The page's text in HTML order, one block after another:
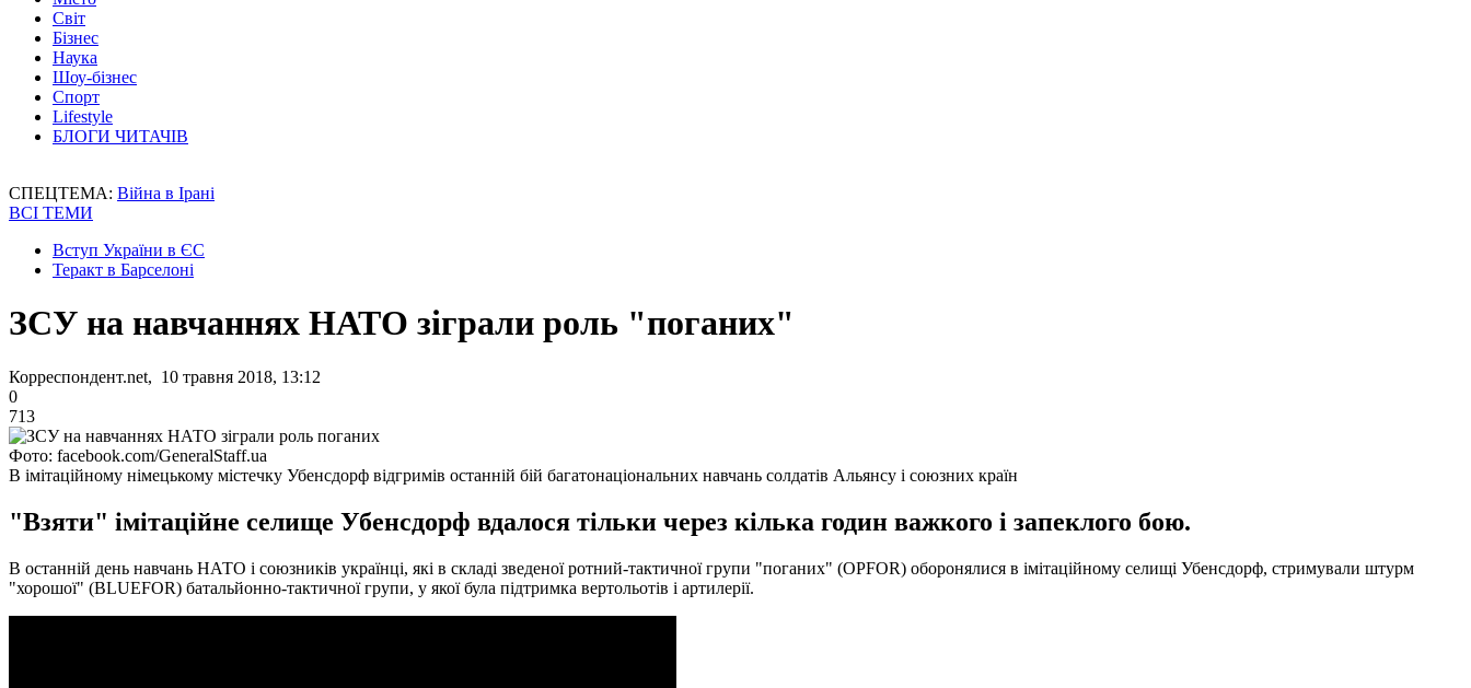
Світ
Бізнес
Наука
Шоу-бізнес
Спорт
Lifestyle
БЛОГИ ЧИТАЧІВ
СПЕЦТЕМА: Війна в Ірані
ВСІ ТЕМИ
Вступ України в ЄС
Теракт в Барселоні
ЗСУ на навчаннях НАТО зіграли роль "поганих"
Корреспондент.net, 10 травня 2018, 13:12
0
713
Фото: facebook.com/GeneralStaff.ua
В імітаційному німецькому містечку Убенсдорф відгримів останній бій багатонаціональних навчань солдатів Альянсу і союзних країн
"Взяти" імітаційне селище Убенсдорф вдалося тільки через кілька годин важкого і запеклого бою.
В останній день навчань НАТО і союзників українці, які в складі зведеної ротний-тактичної групи "поганих" (OPFOR) оборонялися в імітаційному селищі Убенсдорф, стримували штурм
"хорошої" (BLUEFOR) батальйонно-тактичної групи, у якої була підтримка вертольотів і артилерії.